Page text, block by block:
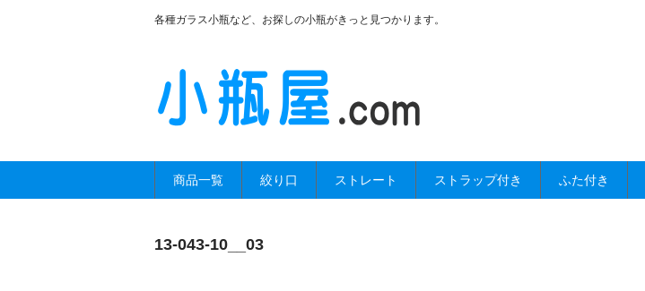
各種ガラス小瓶など、お探しの小瓶がきっと見つかります。
商品一覧 絞り口 ストレート ストラップ付き ふた付き
13-043-10__03